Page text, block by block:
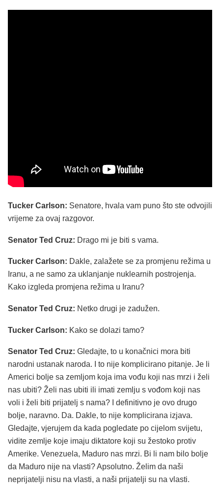
Tucker Carlson: Senatore, hvala vam puno što ste odvojili
vrijeme za ovaj razgovor.
Senator Ted Cruz: Drago mi je biti s vama.
Tucker Carlson: Dakle, zalažete se za promjenu režima u
Iranu, a ne samo za uklanjanje nuklearnih postrojenja.
Kako izgleda promjena režima u Iranu?
Senator Ted Cruz: Netko drugi je zadužen.
Tucker Carlson: Kako se dolazi tamo?
Senator Ted Cruz: Gledajte, to u konačnici mora biti
narodni ustanak naroda. I to nije komplicirano pitanje. Je li
Americi bolje sa zemljom koja ima vođu koji nas mrzi i želi
nas ubiti? Želi nas ubiti ili imati zemlju s vođom koji nas
voli i želi biti prijatelj s nama? I definitivno je ovo drugo
bolje, naravno. Da. Dakle, to nije komplicirana izjava.
Gledajte, vjerujem da kada pogledate po cijelom svijetu,
vidite zemlje koje imaju diktatore koji su žestoko protiv
Amerike. Venezuela, Maduro nas mrzi. Bi li nam bilo bolje
da Maduro nije na vlasti? Apsolutno. Želim da naši
neprijatelji nisu na vlasti, a naši prijatelji su na vlasti.